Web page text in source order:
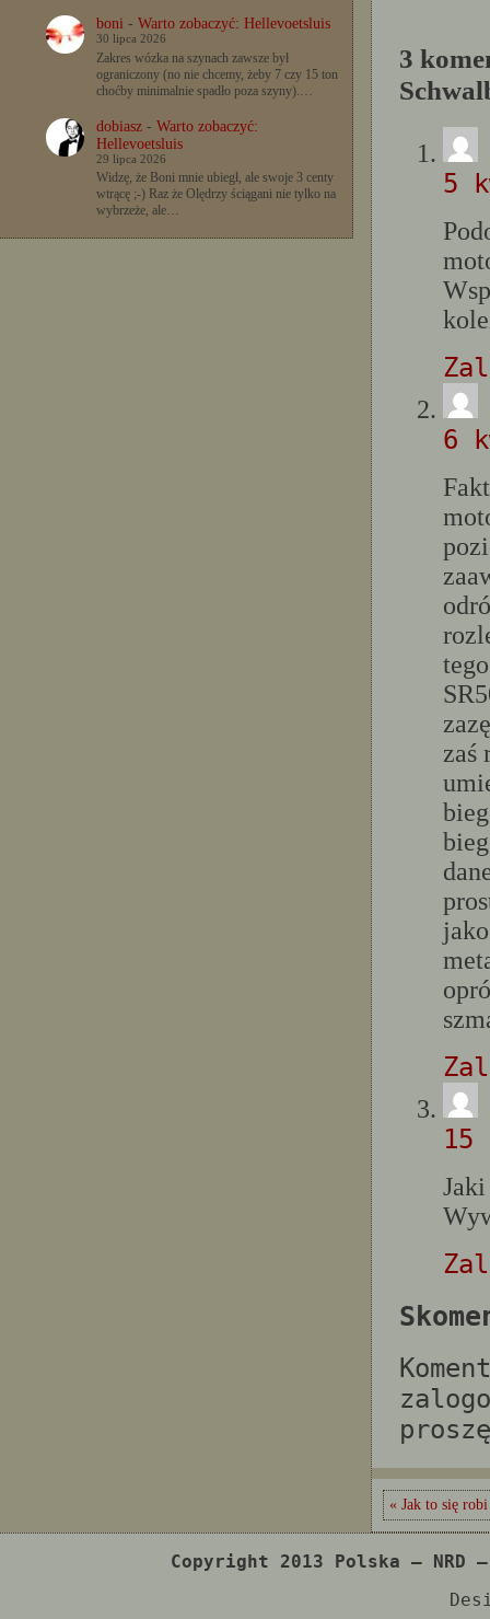
boni- Warto zobaczyć: Hellevoetsluis
30 lipca 2026
Zakres wózka na szynach zawsze był
ograniczony (no nie chcemy, żeby 7 czy 15 ton
choćby minimalnie spadło poza szyny).…
dobiasz- Warto zobaczyć:
Hellevoetsluis
29 lipca 2026
Widzę, że Boni mnie ubiegł, ale swoje 3 centy
wtrącę ;-) Raz że Olędrzy ściągani nie tylko na
wybrzeże, ale…
3
5
6
zaś
15
« Jak to się
Copyright 2013 Polska –